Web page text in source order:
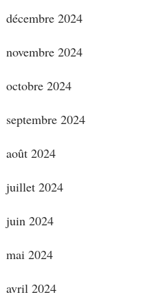
décembre 2024
novembre 2024
octobre 2024
septembre 2024
août 2024
juillet 2024
juin 2024
mai 2024
avril 2024